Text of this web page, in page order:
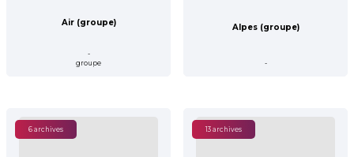
Air (groupe)
-
groupe
Alpes (groupe)
-
6 archives 13 archives